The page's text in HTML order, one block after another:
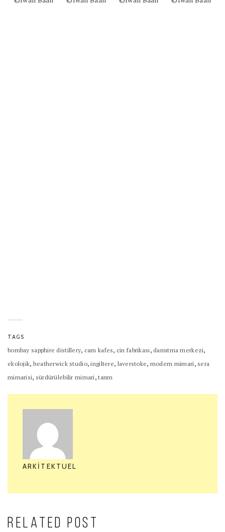
TAGS
bombay sapphire distillery, cam kafes, cin fabrikası , damıtma merkezi,
ekolojik, heatherwick studio,ingiltere, laverstoke, modern mimari , sera
mimarisi, sürdürülebilir mimari ,tarım
ARKITEKTUEL
RELATED POST